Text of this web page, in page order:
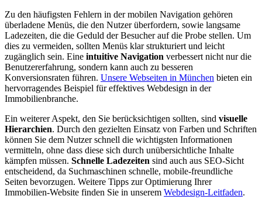
Zu den häufigsten Fehlern in der mobilen Navigation gehören
überladene Menüs, die den Nutzer überfordern, sowie langsame
Ladezeiten, die die Geduld der Besucher auf die Probe stellen. Um
dies zu vermeiden, sollten Menüs klar strukturiert und leicht
zugänglich sein. Eine intuitive Navigation verbessert nicht nur die
Benutzererfahrung, sondern kann auch zu besseren
Konversionsraten führen. Unsere Webseiten in München bieten ein
hervorragendes Beispiel für effektives Webdesign in der
Immobilienbranche.
Ein weiterer Aspekt, den Sie berücksichtigen sollten, sind visuelle
Hierarchien. Durch den gezielten Einsatz von Farben und Schriften
können Sie dem Nutzer schnell die wichtigsten Informationen
vermitteln, ohne dass diese sich durch unübersichtliche Inhalte
kämpfen müssen. Schnelle Ladezeiten sind auch aus SEO-Sicht
entscheidend, da Suchmaschinen schnelle, mobile-freundliche
Seiten bevorzugen. Weitere Tipps zur Optimierung Ihrer
Immobilien-Website finden Sie in unserem Webdesign-Leitfaden.